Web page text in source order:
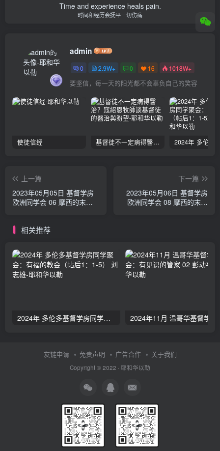
Time and experience heals pain.
时间和经历会抚平一切伤痛
admin
0 2.9W+ 0 16 1018W+
要坚信，每一天的阳光都不会辜负自己的笑容
使徒信经 基督徒不一定病得醫治？寇紹恩牧師談基督徒的醫治與盼望
上一篇
2023年05月05日 基督学房
欧洲同学会 06 摩西的末后
下一篇
2023年05月06日 基督学房
欧洲同学会 08 摩西的末后
相关推荐
2024年 多伦多基督学房同学聚会：有福的教会（帖后1：1-5） 刘志雄
友链申请 免责声明 广告合作 关于我们
Copyright © 2022 · 耶和华以勒